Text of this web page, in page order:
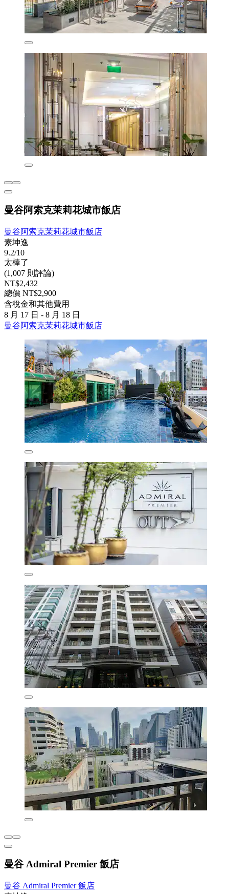
曼谷阿索克茉莉花城市飯店
曼谷阿索克茉莉花城市飯店
素坤逸
9.2/10
太棒了
(1,007 則評論)
NT$2,432
總價 NT$2,900
含稅金和其他費用
8 月 17 日 - 8 月 18 日
曼谷阿索克茉莉花城市飯店
曼谷 Admiral Premier 飯店
曼谷 Admiral Premier 飯店